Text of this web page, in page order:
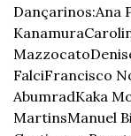
Dançarinos:Ana
Kanamura
Mazzocato
FalciFrancisco
AbumradKaka
MartinsManuel